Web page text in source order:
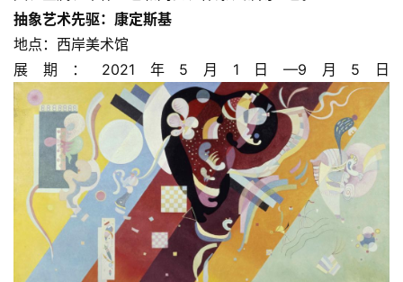
抽象艺术先驱：康定斯基
地点：西岸美术馆
展期：2021年5月1日—9月5日